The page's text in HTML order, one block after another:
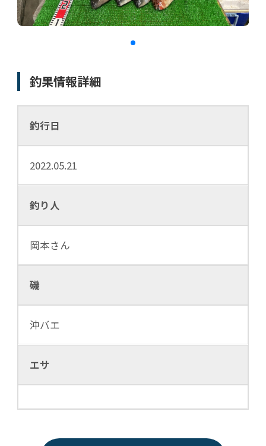
釣果情報詳細
釣行日
2022.05.21
釣り人
岡本さん
磯
沖バエ
エサ